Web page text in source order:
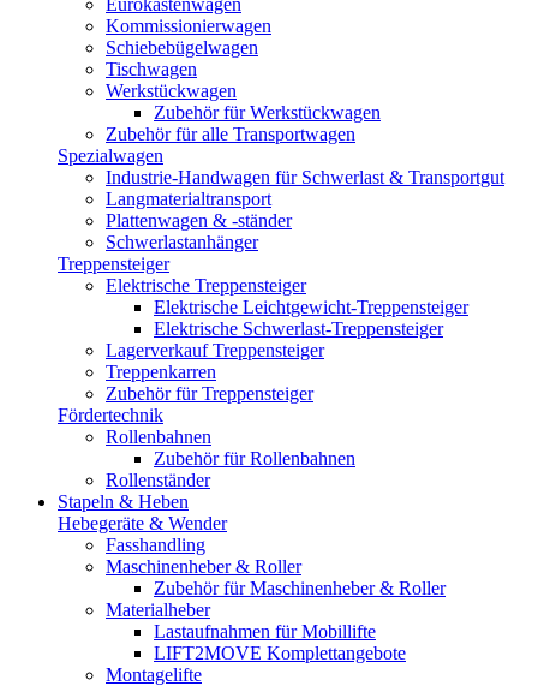
Eurokastenwagen
Kommissionierwagen
Schiebebügelwagen
Tischwagen
Werkstückwagen
Zubehör für Werkstückwagen
Zubehör für alle Transportwagen
Spezialwagen
Industrie-Handwagen für Schwerlast & Transportgut
Langmaterialtransport
Plattenwagen & -ständer
Schwerlastanhänger
Treppensteiger
Elektrische Treppensteiger
Elektrische Leichtgewicht-Treppensteiger
Elektrische Schwerlast-Treppensteiger
Lagerverkauf Treppensteiger
Treppenkarren
Zubehör für Treppensteiger
Fördertechnik
Rollenbahnen
Zubehör für Rollenbahnen
Rollenständer
Stapeln & Heben
Hebegeräte & Wender
Fasshandling
Maschinenheber & Roller
Zubehör für Maschinenheber & Roller
Materialheber
Lastaufnahmen für Mobillifte
LIFT2MOVE Komplettangebote
Montagelifte